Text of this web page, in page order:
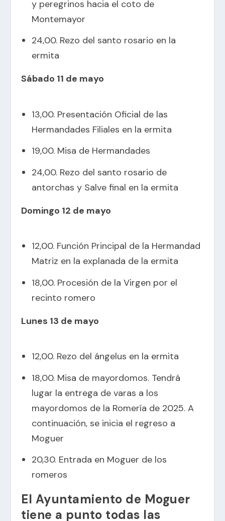
y peregrinos hacia el coto de
Montemayor
24,00. Rezo del santo rosario en la
ermita
Sábado 11 de mayo
13,00. Presentación Oficial de las
Hermandades Filiales en la ermita
19,00. Misa de Hermandades
24,00. Rezo del santo rosario de
antorchas y Salve final en la ermita
Domingo 12 de mayo
12,00. Función Principal de la Hermandad
Matriz en la explanada de la ermita
18,00. Procesión de la Virgen por el
recinto romero
Lunes 13 de mayo
12,00. Rezo del ángelus en la ermita
18,00. Misa de mayordomos. Tendrá
lugar la entrega de varas a los
mayordomos de la Romería de 2025. A
continuación, se inicia el regreso a
Moguer
20,30. Entrada en Moguer de los
romeros
El Ayuntamiento de Moguer
tiene a punto todas las